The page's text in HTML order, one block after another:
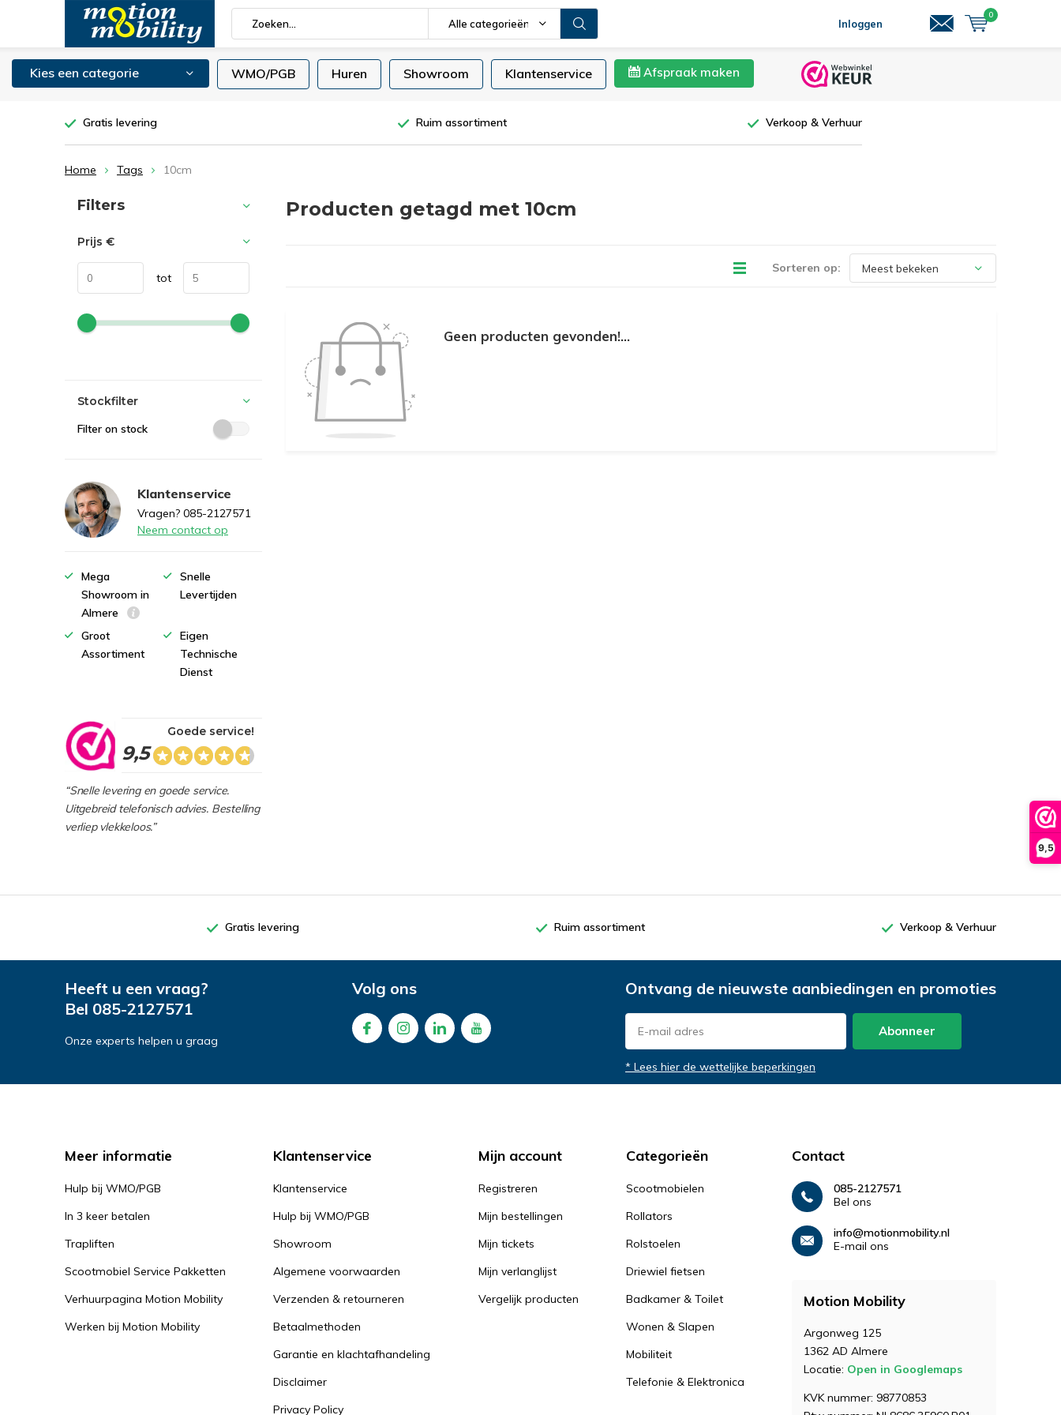
9,5
Alle categorieën Inloggen
0
Kies een categorie WMO/PGB Huren Showroom Klantenservice Afspraak maken
Gratis levering Ruim assortiment Verkoop & Verhuur
Home Tags 10cm
Producten getagd met 10cm
Sorteren op:
Geen producten gevonden!...
Sorteren op:
Filters
Prijs €
tot
Stockfilter
Filter on stock
Klantenservice
Vragen? 085-2127571
Neem contact op
Mega
Showroom in
Almere
Snelle
Levertijden
Groot
Assortiment
Eigen
Technische
Dienst
9,5
Goede service!
“Snelle levering en goede service.
Uitgebreid telefonisch advies. Bestelling
verliep vlekkeloos.”
Gratis levering Ruim assortiment Verkoop & Verhuur
Heeft u een vraag?
Bel 085-2127571
Onze experts helpen u graag
Volg ons Ontvang de nieuwste aanbiedingen en promoties
Abonneer
* Lees hier de wettelijke beperkingen
Meer informatie
Hulp bij WMO/PGB
In 3 keer betalen
Trapliften
Scootmobiel Service Pakketten
Verhuurpagina Motion Mobility
Werken bij Motion Mobility
Klantenservice
Klantenservice
Hulp bij WMO/PGB
Showroom
Algemene voorwaarden
Verzenden & retourneren
Betaalmethoden
Garantie en klachtafhandeling
Disclaimer
Privacy Policy
Mijn account
Registreren
Mijn bestellingen
Mijn tickets
Mijn verlanglijst
Vergelijk producten
Categorieën
Scootmobielen
Rollators
Rolstoelen
Driewiel fietsen
Badkamer & Toilet
Wonen & Slapen
Mobiliteit
Telefonie & Elektronica
Contact
085-2127571
Bel ons
info@motionmobility.nl
E-mail ons
Motion Mobility
Argonweg 125
1362 AD Almere
Locatie: Open in Googlemaps
KVK nummer: 98770853